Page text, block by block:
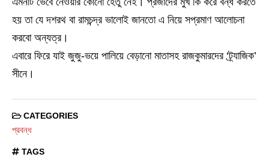
হয় তা যে দশরথ বা রামচন্দ্র ভালোই জানতো এ নিয়ে সপ্রমাণ আলোচনা
করবো অন্যত্র।
এবারে ফিরে যাই জুজু-ভয়ে পালিয়ে বেড়ানো মাতাসহ রাজকুমারদের ‘ট্র্যাজিক’
সীনে।
CATEGORIES
প্রবন্ধ
TAGS